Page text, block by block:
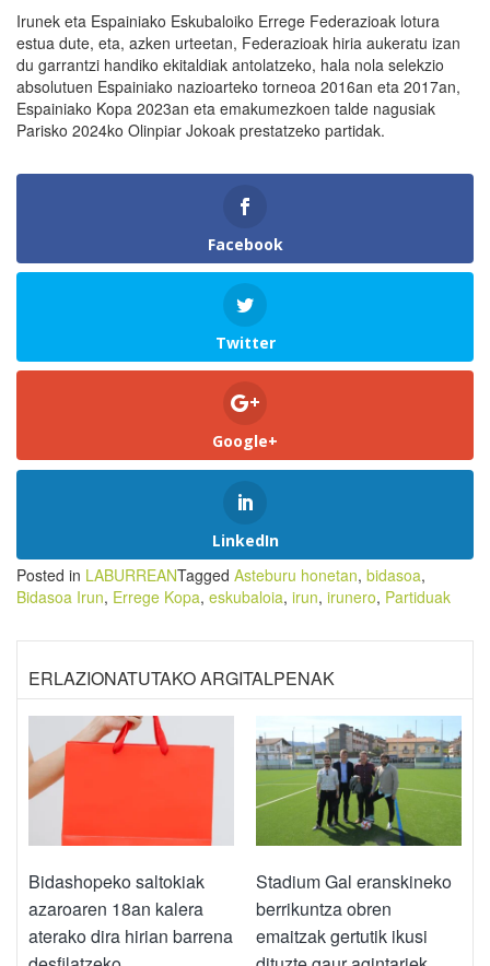
Irunek eta Espainiako Eskubaloiko Errege Federazioak lotura
estua dute, eta, azken urteetan, Federazioak hiria aukeratu izan
du garrantzi handiko ekitaldiak antolatzeko, hala nola selekzio
absolutuen Espainiako nazioarteko torneoa 2016an eta 2017an,
Espainiako Kopa 2023an eta emakumezkoen talde nagusiak
Parisko 2024ko Olinpiar Jokoak prestatzeko partidak.
Facebook
Twitter
Google+
LinkedIn
Posted in LABURREANTagged Asteburu honetan, bidasoa,
Bidasoa Irun, Errege Kopa, eskubaloia, irun, irunero, Partiduak
ERLAZIONATUTAKO ARGITALPENAK
Bidashopeko saltokiak
azaroaren 18an kalera
aterako dira hirian barrena
Stadium Gal eranskineko
berrikuntza obren
emaitzak gertutik ikusi